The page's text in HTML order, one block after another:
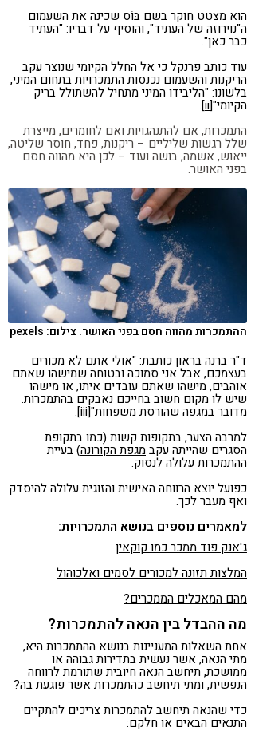
הוא מצטט חוקר בשם בּוֹס שכינה את השעמום
ה"נוירוזה של העתיד", והוסיף על דבריו: "העתיד
כבר כאן".
עוד כותב פרנקל כי אל החלל הקיומי שנוצר עקב
הריקנות והשעמום נכנסות התמכרויות בתחום המיני,
בלשונו: "הליבידו המיני מתחיל להשתולל בריק
הקיומי"[ii]
.
התמכרות, אם להתנהגויות ואם לחומרים, מייצרת
שלל רגשות שליליים – ריקנות, פחד, חוסר שליטה,
ייאוש, אשמה, בושה ועוד – לכן היא מהווה חסם
בפני האושר.
ההתמכרות מהווה חסם בפני האושר. צילום: pexels
ד"ר ברנה בראון כותבת: "אולי אתם לא מכורים
בעצמכם, אבל אני סמוכה ובטוחה שמישהו שאתם
אוהבים, מישהו שאתם עובדים איתו, או מישהו
שיש לו מקום חשוב בחייכם נאבקים בהתמכרות.
מדובר במגפה שהורסת משפחות"[iii]
.
למרבה הצער, בתקופות קשות (כמו בתקופת
הסגרים שהייתה עקבמגפת הקורונה) בעיית
ההתמכרות עלולה לנסוק.
כפועל יוצא הרווחה האישית והזוגית עלולה להיסדק
ואף מעבר לכך.
למאמרים נוספים בנושא התמכרויות:
ג'אנק פוד ממכר כמו קוקאין
המלצות תזונה למכורים לסמים ואלכוהול
מהם המאכלים הממכרים?
מה ההבדל בין הנאה להתמכרות?
אחת השאלות המעניינות בנושא ההתמכרות היא,
מתי הנאה, אשר נעשית בתדירות גבוהה או
ממושכת, תיחשב הנאה חיובית שתורמת לרווחה
הנפשית, ומתי תיחשב כהתמכרות אשר פוגעת בה?
כדי שהנאה תיחשב להתמכרות צריכים להתקיים
התנאים הבאים או חלקם: